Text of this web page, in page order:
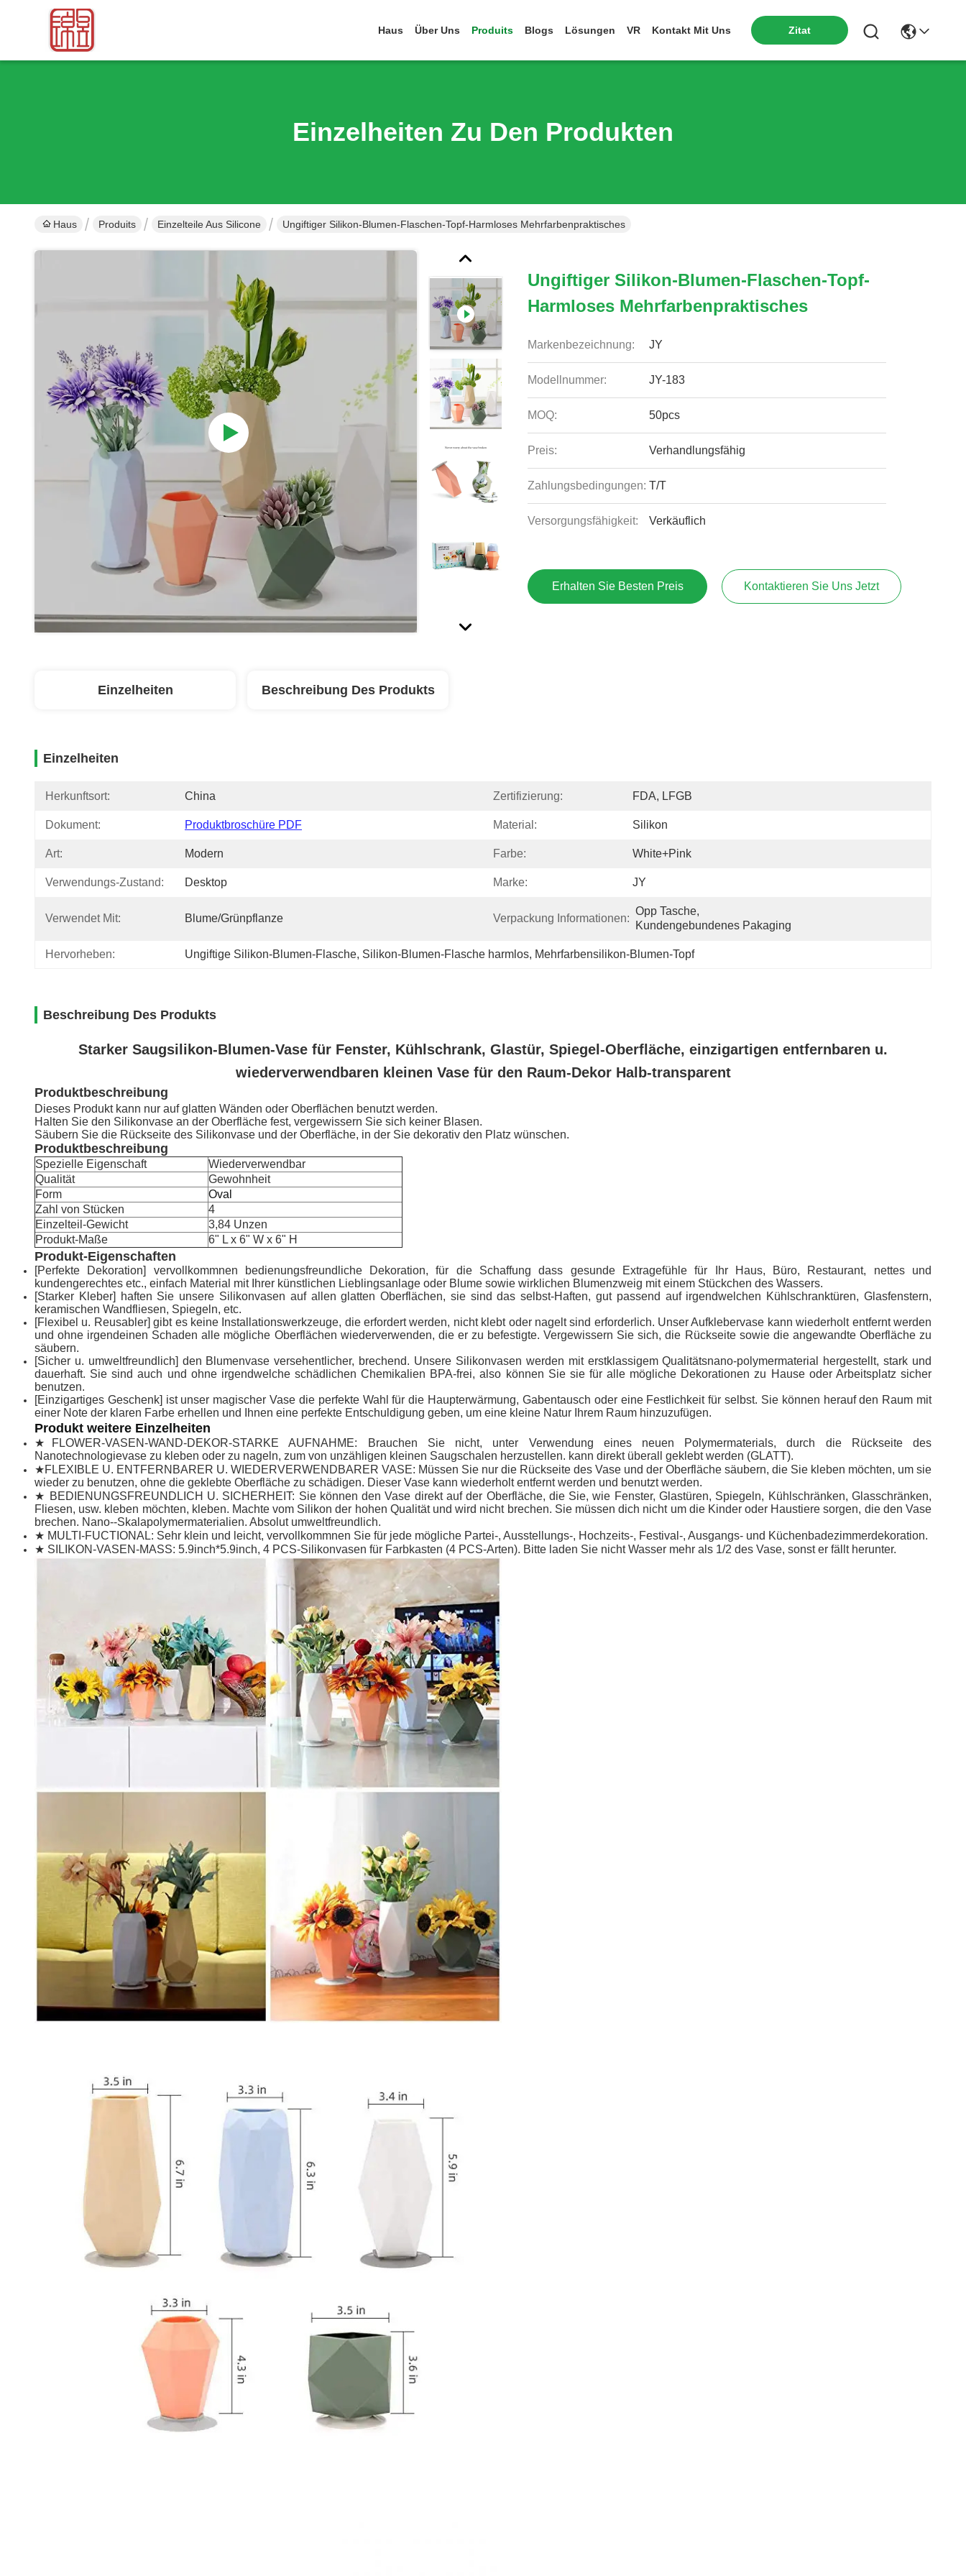
Haus Über Uns Produits Blogs Lösungen VR Kontakt Mit Uns Zitat
Einzelheiten Zu Den Produkten
Haus Produits Einzelteile Aus Silicone Ungiftiger Silikon-Blumen-Flaschen-Topf-Harmloses Mehrfarbenpraktisches
Ungiftiger Silikon-Blumen-Flaschen-Topf-
Harmloses Mehrfarbenpraktisches
Markenbezeichnung: JY
Modellnummer: JY-183
MOQ: 50pcs
Preis: Verhandlungsfähig
Zahlungsbedingungen: T/T
Versorgungsfähigkeit: Verkäuflich
Erhalten Sie Besten Preis Kontaktieren Sie Uns Jetzt
Einzelheiten Beschreibung Des Produkts
Einzelheiten
Herkunftsort: China Zertifizierung: FDA, LFGB
Dokument: Produktbroschüre PDF Material: Silikon
Art: Modern Farbe: White+Pink
Verwendungs-Zustand: Desktop Marke: JY
Verwendet Mit: Blume/Grünpflanze Verpackung Informationen:
Opp Tasche,
Kundengebundenes Pakaging
Hervorheben: Ungiftige Silikon-Blumen-Flasche, Silikon-Blumen-Flasche harmlos, Mehrfarbensilikon-Blumen-Topf
Beschreibung Des Produkts
Starker Saugsilikon-Blumen-Vase für Fenster, Kühlschrank, Glastür, Spiegel-Oberfläche, einzigartigen entfernbaren u.
wiederverwendbaren kleinen Vase für den Raum-Dekor Halb-transparent
Produktbeschreibung
Dieses Produkt kann nur auf glatten Wänden oder Oberflächen benutzt werden.
Halten Sie den Silikonvase an der Oberfläche fest, vergewissern Sie sich keiner Blasen.
Säubern Sie die Rückseite des Silikonvase und der Oberfläche, in der Sie dekorativ den Platz wünschen.
Produktbeschreibung
Spezielle Eigenschaft
Wiederverwendbar
Qualität
Gewohnheit
Form
Oval
Zahl von Stücken
4
Einzelteil-Gewicht
3,84 Unzen
Produkt-Maße
6" L x 6" W x 6" H
Produkt-Eigenschaften
[Perfekte Dekoration] vervollkommnen bedienungsfreundliche Dekoration, für die Schaffung dass gesunde Extragefühle für Ihr Haus, Büro, Restaurant, nettes und
kundengerechtes etc., einfach Material mit Ihrer künstlichen Lieblingsanlage oder Blume sowie wirklichen Blumenzweig mit einem Stückchen des Wassers.
[Starker Kleber] haften Sie unsere Silikonvasen auf allen glatten Oberflächen, sie sind das selbst-Haften, gut passend auf irgendwelchen Kühlschranktüren, Glasfenstern,
keramischen Wandfliesen, Spiegeln, etc.
[Flexibel u. Reusabler] gibt es keine Installationswerkzeuge, die erfordert werden, nicht klebt oder nagelt sind erforderlich. Unser Aufklebervase kann wiederholt entfernt werden
und ohne irgendeinen Schaden alle mögliche Oberflächen wiederverwenden, die er zu befestigte. Vergewissern Sie sich, die Rückseite sowie die angewandte Oberfläche zu
säubern.
[Sicher u. umweltfreundlich] den Blumenvase versehentlicher, brechend. Unsere Silikonvasen werden mit erstklassigem Qualitätsnano-polymermaterial hergestellt, stark und
dauerhaft. Sie sind auch und ohne irgendwelche schädlichen Chemikalien BPA-frei, also können Sie sie für alle mögliche Dekorationen zu Hause oder Arbeitsplatz sicher
benutzen.
[Einzigartiges Geschenk] ist unser magischer Vase die perfekte Wahl für die Haupterwärmung, Gabentausch oder eine Festlichkeit für selbst. Sie können herauf den Raum mit
einer Note der klaren Farbe erhellen und Ihnen eine perfekte Entschuldigung geben, um eine kleine Natur Ihrem Raum hinzuzufügen.
Produkt weitere Einzelheiten
★FLOWER-VASEN-WAND-DEKOR-STARKE AUFNAHME: Brauchen Sie nicht, unter Verwendung eines neuen Polymermaterials, durch die Rückseite des
Nanotechnologievase zu kleben oder zu nageln, zum von unzähligen kleinen Saugschalen herzustellen. kann direkt überall geklebt werden (GLATT).
★FLEXIBLE U. ENTFERNBARER U. WIEDERVERWENDBARER VASE: Müssen Sie nur die Rückseite des Vase und der Oberfläche säubern, die Sie kleben möchten, um sie
wieder zu benutzen, ohne die geklebte Oberfläche zu schädigen. Dieser Vase kann wiederholt entfernt werden und benutzt werden.
★ BEDIENUNGSFREUNDLICH U. SICHERHEIT: Sie können den Vase direkt auf der Oberfläche, die Sie, wie Fenster, Glastüren, Spiegeln, Kühlschränken, Glasschränken,
Fliesen, usw. kleben möchten, kleben. Machte vom Silikon der hohen Qualität und wird nicht brechen. Sie müssen dich nicht um die Kinder oder Haustiere sorgen, die den Vase
brechen. Nano--Skalapolymermaterialien. Absolut umweltfreundlich.
★ MULTI-FUCTIONAL: Sehr klein und leicht, vervollkommnen Sie für jede mögliche Partei-, Ausstellungs-, Hochzeits-, Festival-, Ausgangs- und Küchenbadezimmerdekoration.
★ SILIKON-VASEN-MASS: 5.9inch*5.9inch, 4 PCS-Silikonvasen für Farbkasten (4 PCS-Arten). Bitte laden Sie nicht Wasser mehr als 1/2 des Vase, sonst er fällt herunter.